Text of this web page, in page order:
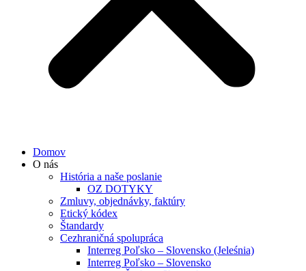
Domov
O nás
História a naše poslanie
OZ DOTYKY
Zmluvy, objednávky, faktúry
Etický kódex
Štandardy
Cezhraničná spolupráca
Interreg Poľsko – Slovensko (Jeleśnia)
Interreg Poľsko – Slovensko